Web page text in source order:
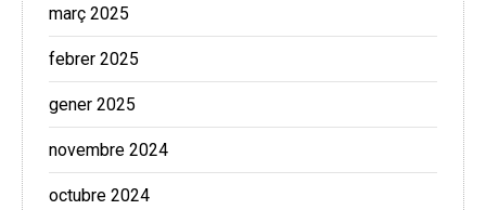
març 2025
febrer 2025
gener 2025
novembre 2024
octubre 2024